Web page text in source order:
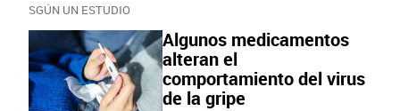
SGÚN UN ESTUDIO
Algunos medicamentos
alteran el
comportamiento del virus
de la gripe